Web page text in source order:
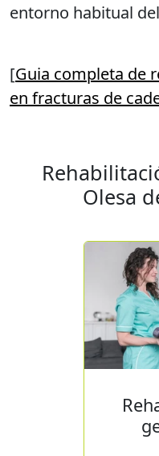
entorno habitual
[Guia completa de
en fracturas de
Olesa